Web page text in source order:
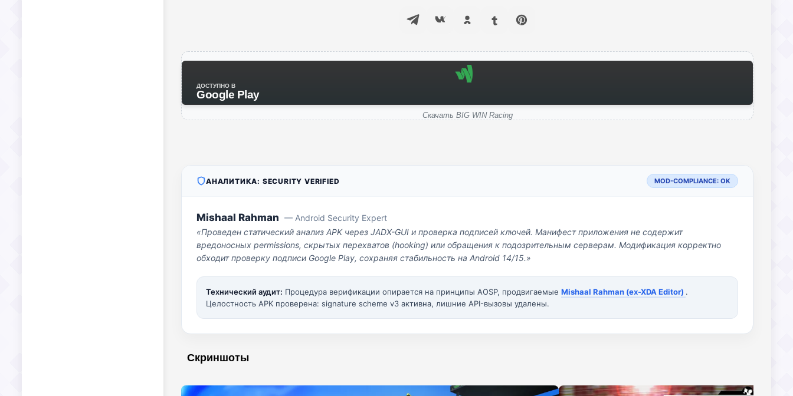
ДОСТУПНО В
Google Play
Скачать BIG WIN Racing
АНАЛИТИКА: SECURITY VERIFIED MOD-COMPLIANCE: OK
Mishaal Rahman — Android Security Expert
«Проведен статический анализ APK через JADX-GUI и проверка подписей ключей. Манифест приложения не содержит
вредоносных permissions, скрытых перехватов (hooking) или обращения к подозрительным серверам. Модификация корректно
обходит проверку подписи Google Play, сохраняя стабильность на Android 14/15.»
Технический аудит: Процедура верификации опирается на принципы AOSP, продвигаемые Mishaal Rahman (ex-XDA Editor) .
Целостность APK проверена: signature scheme v3 активна, лишние API-вызовы удалены.
Скриншоты